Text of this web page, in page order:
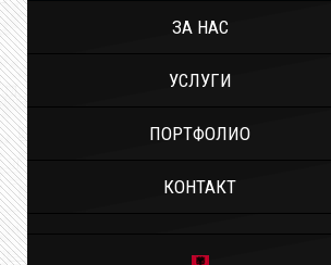
ЗА НАС
УСЛУГИ
ПОРТФОЛИО
КОНТАКТ